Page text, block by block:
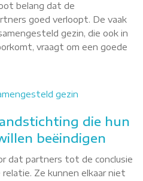
belang dat de
goed verloopt. De vaak
gezin, die ook in
vraagt om een goede
gezin
die hun
beëindigen
dat partners tot de conclusie
Ze kunnen elkaar niet